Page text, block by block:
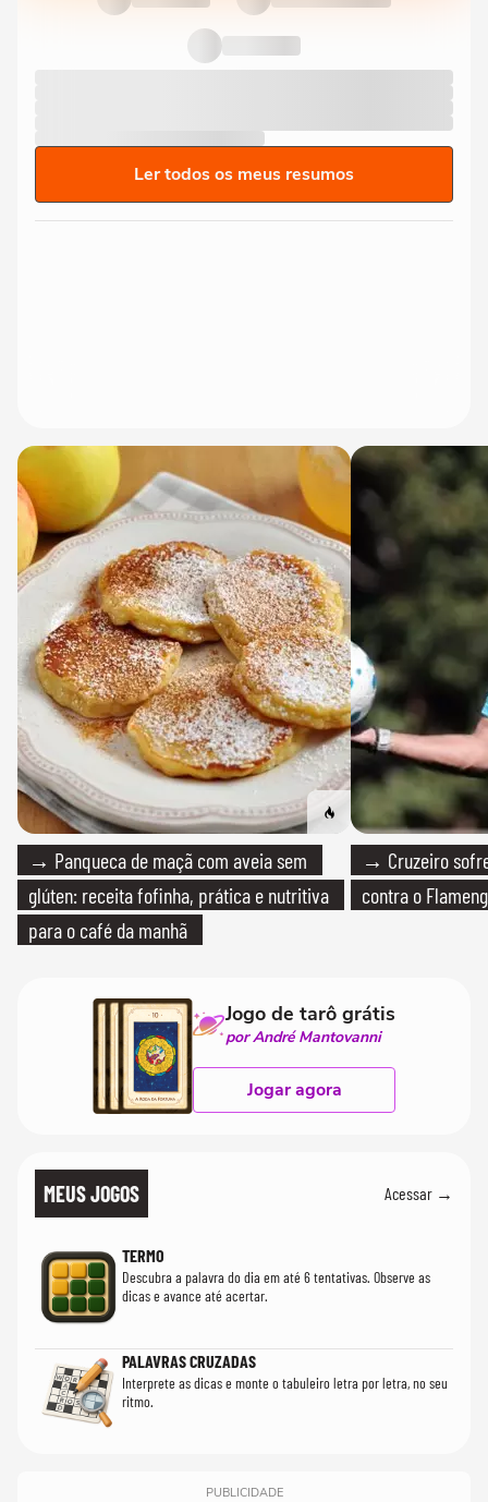
Ler todos os meus resumos
→ Panqueca de maçã com aveia sem
glúten: receita fofinha, prática e nutritiva
para o café da manhã
→ Cruzeiro
contra o
Jogo de tarô grátis
por André Mantovanni
Jogar agora
MEUS JOGOS Acessar →
TERMO
Descubra a palavra do dia em até 6 tentativas. Observe as
dicas e avance até acertar.
PALAVRAS CRUZADAS
Interprete as dicas e monte o tabuleiro letra por letra, no seu
ritmo.
PUBLICIDADE